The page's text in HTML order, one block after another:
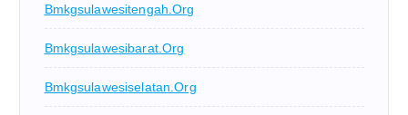
Bmkgsulawesitengah.org
Bmkgsulawesibarat.org
Bmkgsulawesiselatan.org